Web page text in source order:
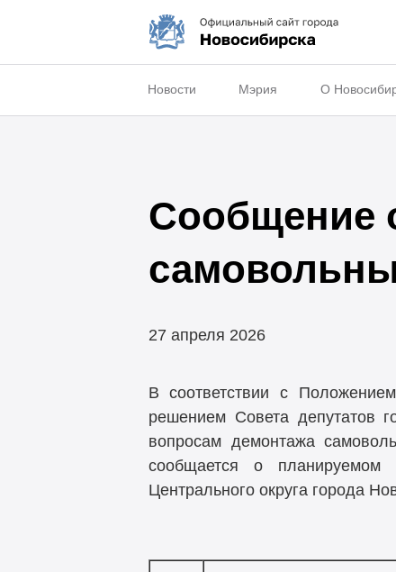
Новости Мэрия О
Сообщение
27 апреля 2026
В соответствии с
решением Совета депутатов
вопросам демонтажа
сообщается о планируемом
Центрального округа города